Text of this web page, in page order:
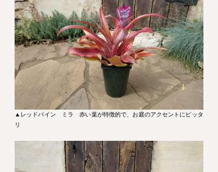
▲レッドパイン ミラ 赤い葉が特徴的で、お庭のアクセントにピッタ
リ